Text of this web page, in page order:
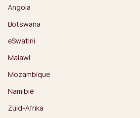
Angola
Botswana
eSwatini
Malawi
Mozambique
Namibië
Zuid-Afrika